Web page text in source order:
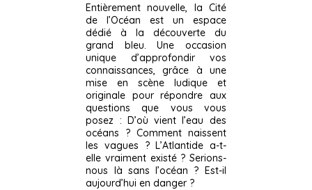
Entièrement nouvelle, la Cité
de l’Océan est un espace
dédié à la découverte du
grand bleu. Une occasion
unique d’approfondir vos
connaissances, grâce à une
mise en scène ludique et
originale pour répondre aux
questions que vous vous
posez : D’où vient l’eau des
océans ? Comment naissent
les vagues ? L’Atlantide a-t-
elle vraiment existé ? Serions-
nous là sans l’océan ? Est-il
aujourd’hui en danger ?